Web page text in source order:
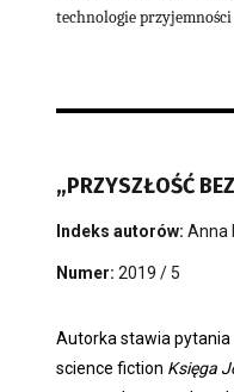
technologie
„PRZYSZŁOŚĆ
Indeks autorów: Anna
Numer: 2019 / 5
Autorka stawia pytania
science fiction Księga